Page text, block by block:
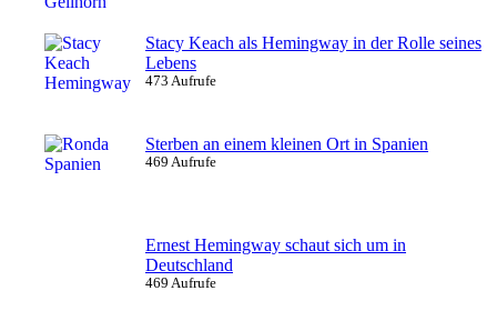
Stacy Keach als Hemingway in der Rolle seines
Lebens
473 Aufrufe
Sterben an einem kleinen Ort in Spanien
469 Aufrufe
Ernest Hemingway schaut sich um in
Deutschland
469 Aufrufe